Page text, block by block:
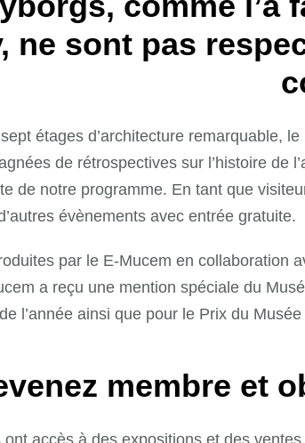
ne sont pas
étages d’architecture remarquable,
de rétrospectives sur l’histoire de
de notre programme. En tant que
évènements avec entrée gratuite.
par le E-Mucem en collaboration
a reçu une mention spéciale du
l’année ainsi que pour le Prix du
membre et
ont accès à des expositions et des